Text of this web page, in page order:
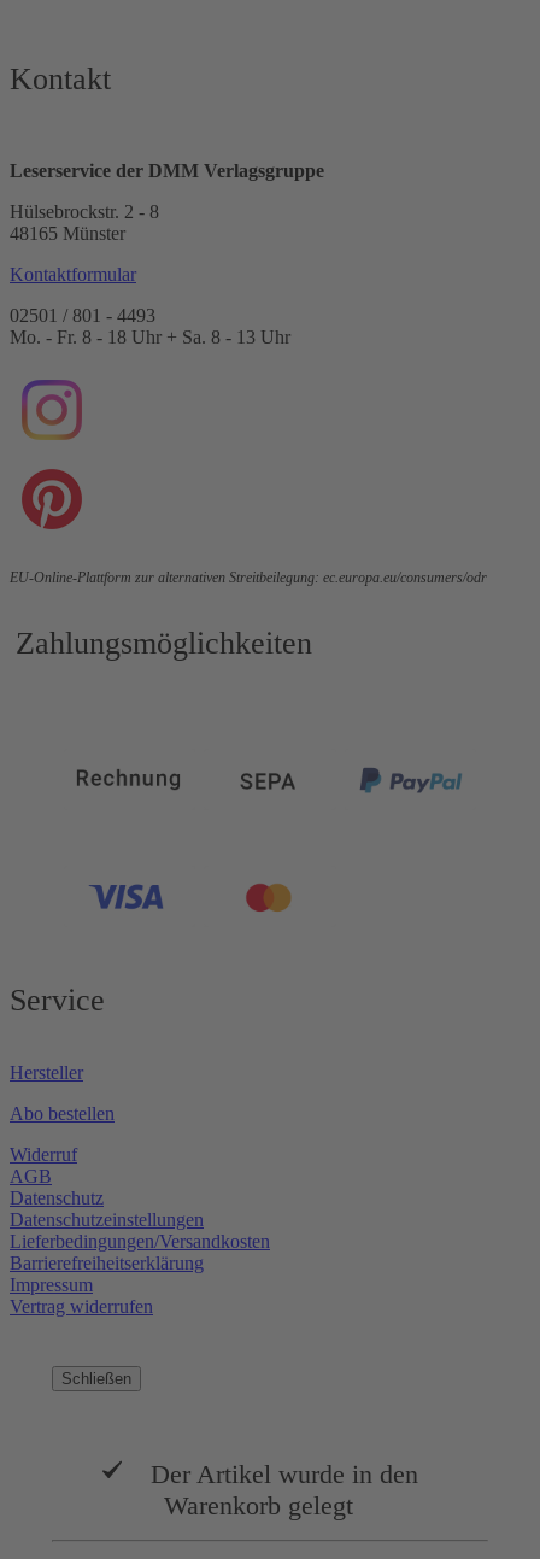
Kontakt
Leserservice der DMM Verlagsgruppe
Hülsebrockstr. 2 - 8
48165 Münster
Kontaktformular
02501 / 801 - 4493
Mo. - Fr. 8 - 18 Uhr + Sa. 8 - 13 Uhr
EU-Online-Plattform zur alternativen Streitbeilegung: ec.europa.eu/consumers/odr
Zahlungsmöglichkeiten
Service
Hersteller
Abo bestellen
Widerruf
AGB
Datenschutz
Datenschutzeinstellungen
Lieferbedingungen/Versandkosten
Barrierefreiheitserklärung
Impressum
Vertrag widerrufen
Schließen
Der Artikel wurde in den
Warenkorb gelegt